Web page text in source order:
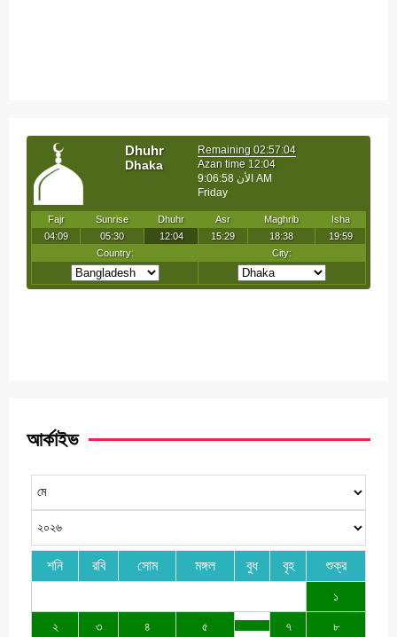
আর্কাইভ
শনি রবি সোম মঙ্গল বুধ বৃহ শুক্র
১
২ ৩ ৪ ৫ ৭ ৮